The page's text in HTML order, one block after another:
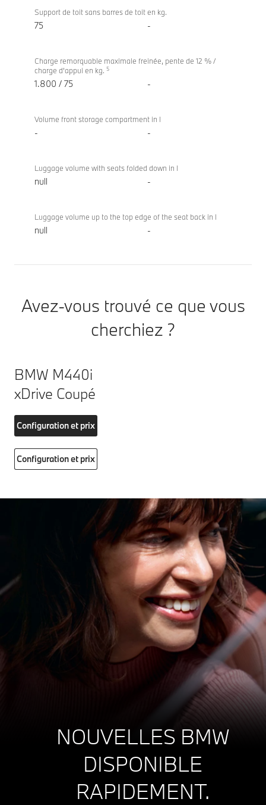
Support de toit sans barres de toit en kg.
75 -
Charge remorquable maximale freinée, pente de 12 % /
charge d'appui en kg. 5
1.800 / 75 -
Volume front storage compartment in l
- -
Luggage volume with seats folded down in l
null -
Luggage volume up to the top edge of the seat back in l
null -
Avez-vous trouvé ce que vous
cherchiez ?
BMW M440i
xDrive Coupé
Configuration et prix
Configuration et prix
NOUVELLES BMW
DISPONIBLE
RAPIDEMENT.